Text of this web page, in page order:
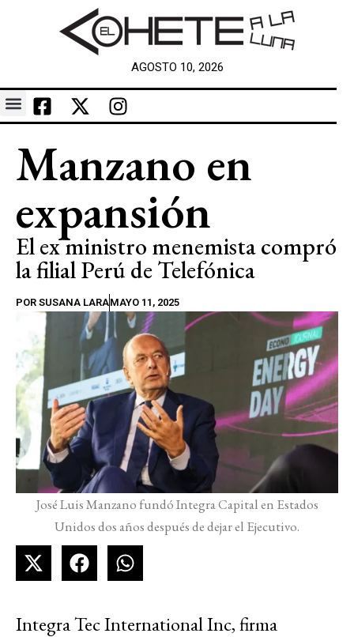
AGOSTO 10, 2026
Manzano en
expansión
El ex ministro menemista compró
la filial Perú de Telefónica
POR SUSANA LARAMAYO 11, 2025
José Luis Manzano fundó Integra Capital en Estados
Unidos dos años después de dejar el Ejecutivo.
Integra Tec International Inc, firma